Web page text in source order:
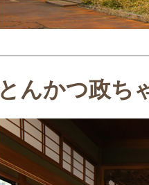
とんかつ政ち